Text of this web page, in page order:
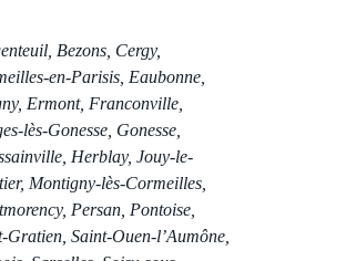
Bezons, Cergy,
en-Parisis, Eaubonne,
Ermont, Franconville,
lès-Gonesse, Gonesse,
Herblay, Jouy-le-
Montigny-lès-Cormeilles,
Persan, Pontoise,
Gratien, Saint-Ouen-l’Aumône,